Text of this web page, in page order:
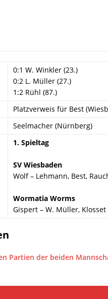
0:1 W. Winkler (23.)
0:2 L. Müller (27.)
1:2 Rühl (87.)
Platzverweis für Best
Seelmacher (Nürnberg)
1. Spieltag
SV Wiesbaden
Wolf – Lehmann, Best,
Wormatia Worms
Gispert – W. Müller,
Partien der beiden